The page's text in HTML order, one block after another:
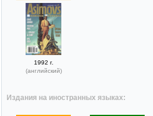
1992 г.
(английский)
Издания на иностранных языках: